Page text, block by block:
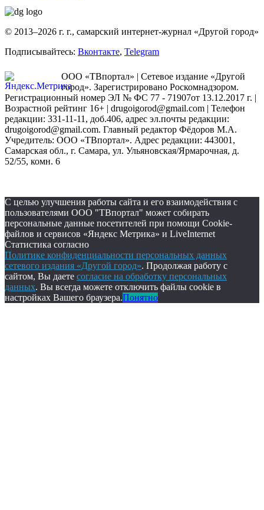
© 2013–2026 г. г., самарский интернет-журнал «Другой город»
Подписывайтесь: Вконтакте, Telegram
ООО «ТВпортал» | Сетевое издание «Другой
город». Зарегистрировано Роскомнадзором.
Регистрационный номер ЭЛ № ФС 77 - 71907от 13.12.2017 г. |
Возрастной рейтинг 16+ | drugoigorod@gmail.com | Телефон
редакции: 331-11-11, доб.406, адрес эл.почты редакции:
drugoigorod@gmail.com. Главный редактор Фёдоров М.А.
Учредитель: ООО «ТВпортал». Адрес редакции: 443001,
Самарская обл., г. Самара, ул. Ульяновская/Ярмарочная, д.
52/55, комн. 6
С целью улучшения работы сайта и его взаимодействия с
пользователями ООО "ТВпортал" может собирать
персональные данные посетителей при помощи Cookie-
файлов и сервисов «Яндекс Метрика» и LiveInternet
Статистика согласно
Политике конфиденциальности персональных данных
сетевого издания «Другой город». Продолжая работу с
сайтом, Вы даете согласие на обработку персональных
данных. Вы всегда можете отключить файлы cookie в
настройках Вашего браузера.Понятно